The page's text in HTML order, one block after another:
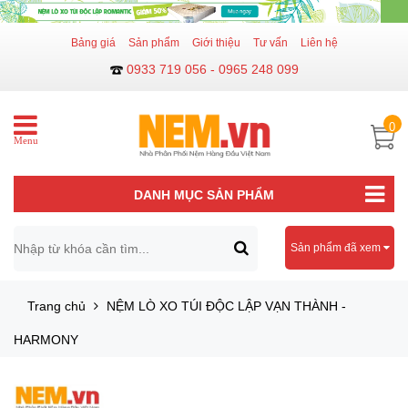
Bảng giá Sản phẩm Giới thiệu Tư vấn Liên hệ
0933 719 056 - 0965 248 099
Menu
0
DANH MỤC SẢN PHẨM
Sản phẩm đã xem
Trang chủ NỆM LÒ XO TÚI ĐỘC LẬP VẠN THÀNH -
HARMONY